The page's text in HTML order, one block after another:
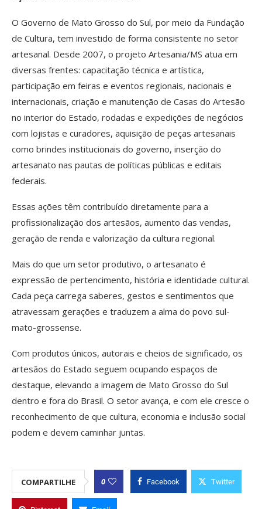
O Governo de Mato Grosso do Sul, por meio da Fundação
de Cultura, tem investido de forma consistente no setor
artesanal. Desde 2007, o projeto Artesania/MS atua em
diversas frentes: capacitação técnica e artística,
participação em feiras e eventos regionais, nacionais e
internacionais, criação e manutenção de Casas do Artesão
no interior do Estado, rodadas e expedições de negócios
com lojistas e curadores, aquisição de peças artesanais
como brindes institucionais do governo, inserção do
artesanato nas pautas de políticas públicas e editais
federais.
Essas ações têm contribuído diretamente para a
profissionalização dos artesãos, aumento das vendas,
geração de renda e valorização da cultura regional.
Mais do que um setor produtivo, o artesanato é
expressão de pertencimento, história e identidade cultural.
Cada peça carrega saberes, gestos e sentimentos que
atravessam gerações e traduzem a alma do povo sul-
mato-grossense.
Com produtos únicos, autorais e cheios de significado, os
artesãos do Estado seguem ocupando espaços de
destaque, elevando a imagem de Mato Grosso do Sul
dentro e fora do Brasil. O setor avança, e com ele cresce o
reconhecimento de que cultura, economia e inclusão social
podem e devem caminhar juntas.
COMPARTILHE 0 Facebook Twitter